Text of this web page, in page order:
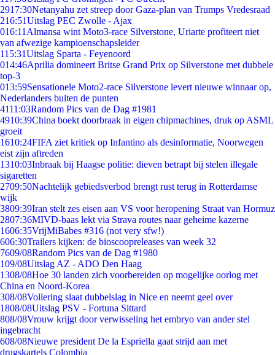
2917:30Netanyahu zet streep door Gaza-plan van Trumps Vredesraad
216:51Uitslag PEC Zwolle - Ajax
016:11 Almansa wint Moto3-race Silverstone, Uriarte profiteert niet
van afwezige kampioenschapsleider
115:31Uitslag Sparta - Feyenoord
014:46Aprilia domineert Britse Grand Prix op Silverstone met dubbele
top-3
013:59Sensationele Moto2-race Silverstone levert nieuwe winnaar op,
Nederlanders buiten de punten
4111:03Random Pics van de Dag #1981
4910:39China boekt doorbraak in eigen chipmachines, druk op ASML
groeit
1610:24FIFA ziet kritiek op Infantino als desinformatie, Noorwegen
eist zijn aftreden
1310:03Inbraak bij Haagse politie: dieven betrapt bij stelen illegale
sigaretten
2709:50Nachtelijk gebiedsverbod brengt rust terug in Rotterdamse
wijk
3809:39Iran stelt zes eisen aan VS voor heropening Straat van Hormuz
2807:36MIVD-baas lekt via Strava routes naar geheime kazerne
1606:35VrijMiBabes #316 (not very sfw!)
606:30Trailers kijken: de bioscoopreleases van week 32
7609/08Random Pics van de Dag #1980
109/08Uitslag AZ - ADO Den Haag
1308/08Hoe 30 landen zich voorbereiden op mogelijke oorlog met
China en Noord-Korea
308/08Vollering slaat dubbelslag in Nice en neemt geel over
1808/08Uitslag PSV - Fortuna Sittard
808/08Vrouw krijgt door verwisseling het embryo van ander stel
ingebracht
608/08Nieuwe president De la Espriella gaat strijd aan met
drugskartels Colombia